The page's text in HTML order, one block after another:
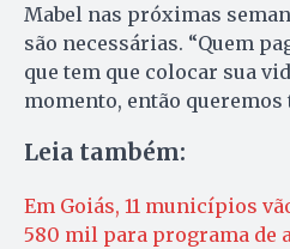
Mabel nas próximas
são necessárias. “Quem
que tem que colocar sua
momento, então queremos
Leia também:
Em Goiás, 11 municípios
580 mil para programa de